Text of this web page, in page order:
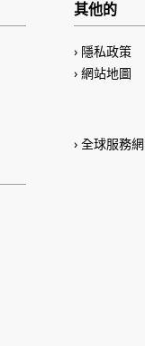
其他的
隱私政策
網站地圖
全球服務網